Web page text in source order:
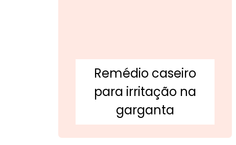
Remédio caseiro
para irritação na
garganta